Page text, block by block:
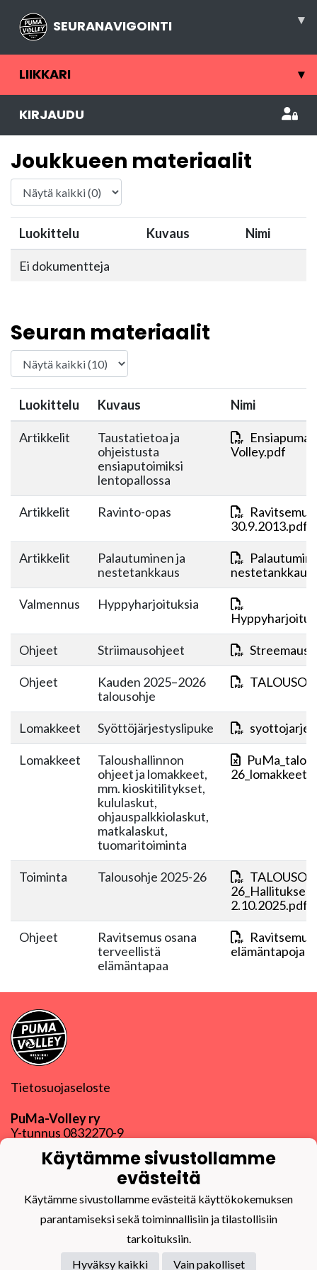
SEURANAVIGOINTI ▾
LIIKKARI ▾
KIRJAUDU
Joukkueen materiaalit
Luokittelu Kuvaus Nimi
Ei dokumentteja
Seuran materiaalit
Luokittelu Kuvaus Nimi
Artikkelit
Taustatietoa ja
ohjeistusta
ensiaputoimiksi
lentopallossa
Volley.pdf
Artikkelit Ravinto-opas
30.9.2013.pdf
Artikkelit
Palautuminen ja
nestetankkaus
Valmennus
Hyppyharjoituksia
Ohjeet Striimausohjeet
Ohjeet
Kauden 2025–2026
talousohje
Lomakkeet Syöttöjärjestyslipuke
Lomakkeet
Taloushallinnon
ohjeet ja lomakkeet,
mm. kioskitilitykset,
kululaskut,
ohjauspalkkiolaskut,
matkalaskut,
tuomaritoiminta
Toiminta Talousohje 2025-26
26_Hallituksen
2.10.2025.pdf
Ohjeet
Ravitsemus osana
terveellistä
elämäntapaa
elämäntapoja
Tietosuojaseloste
PuMa-Volley ry
Y-tunnus 0832270-9
Linkki muihin yhteystietoihin
Käytämme sivustollamme
evästeitä
Käytämme sivustollamme evästeitä käyttökokemuksen
parantamiseksi sekä toiminnallisiin ja tilastollisiin
tarkoituksiin.
Hyväksy kaikki
Vain pakolliset